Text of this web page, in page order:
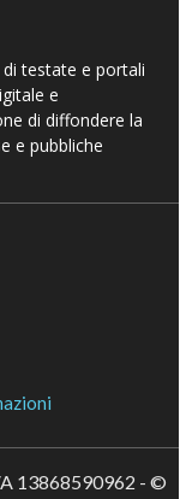
testate e portali
e
di diffondere la
e pubbliche
13868590962 - ©